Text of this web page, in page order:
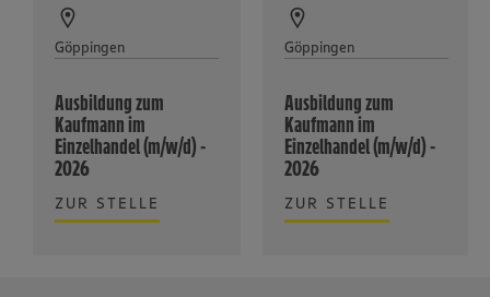
Göppingen
Ausbildung zum
Kaufmann im
Einzelhandel (m/w/d) -
2026
ZUR STELLE
Göppingen
Ausbildung zum
Kaufmann im
Einzelhandel (m/w/d) -
2026
ZUR STELLE